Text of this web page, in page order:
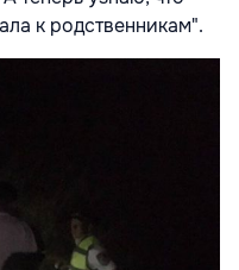
к родственникам".